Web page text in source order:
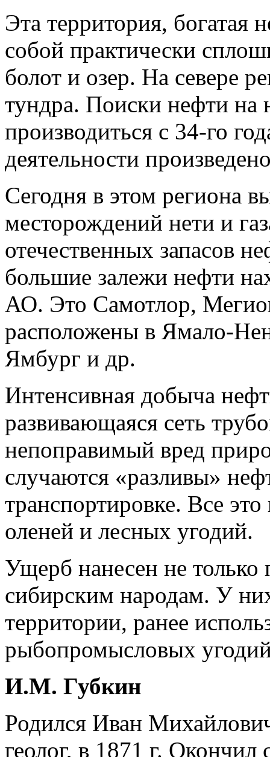
Эта территория, богатая
собой практически
болот и озер. На севере
тундра. Поиски нефти на
производиться с 34-го
деятельности
Сегодня в этом региона
месторождений нети и
отечественных запасов
большие залежи нефти
АО. Это Самотлор,
расположены в Ямало-
Ямбург и др.
Интенсивная добыча
развивающаяся сеть
непоправимый вред
случаются «разливы»
транспортировке. Все
оленей и лесных угодий.
Ущерб нанесен не
сибирским народам. У
территории, ранее
рыбопромысловых
И.М. Губкин
Родился Иван
геолог, в 1871 г.